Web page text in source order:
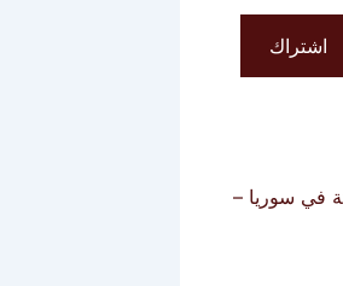
اشتراك
في سوريا –